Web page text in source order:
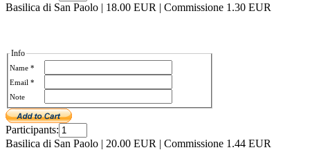
Basilica di San Paolo | 18.00 EUR | Commissione 1.30 EUR
Info
Name *
Email *
Note
Participants:
Basilica di San Paolo | 20.00 EUR | Commissione 1.44 EUR